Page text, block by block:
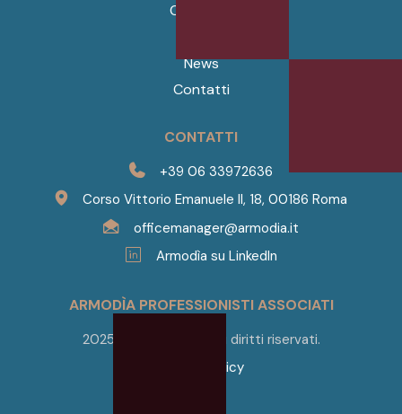
Chi Siamo
News
Contatti
CONTATTI
+39 06 33972636
Corso Vittorio Emanuele II, 18, 00186 Roma
officemanager@armodia.it
Armodìa su LinkedIn
ARMODÌA PROFESSIONISTI ASSOCIATI
2025 © Armodìa. Tutti i diritti riservati.
Privacy Policy